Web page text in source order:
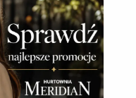
lekką konstrukcją i
ochronę na stoku.
S/M 48-51 cm